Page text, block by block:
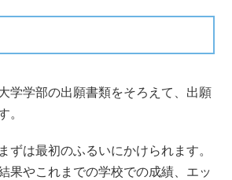
学学部の出願書類をそろえて、出願
。
ずは最初のふるいにかけられます。
果やこれまでの学校での成績、エッ